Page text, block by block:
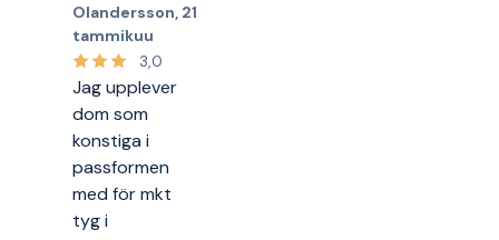
Olandersson, 21
tammikuu
3,0
Jag upplever
dom som
konstiga i
passformen
med för mkt
tyg i